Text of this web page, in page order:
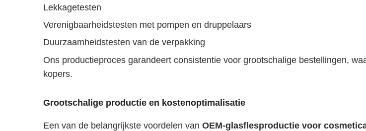
Lekkagetesten
Verenigbaarheidstesten met pompen en druppelaars
Duurzaamheidstesten van de verpakking
Ons productieproces garandeert consistentie voor grootschalige bestellingen,
kopers.
Grootschalige productie en kostenoptimalisatie
Een van de belangrijkste voordelen van OEM-glasflesproductie voor